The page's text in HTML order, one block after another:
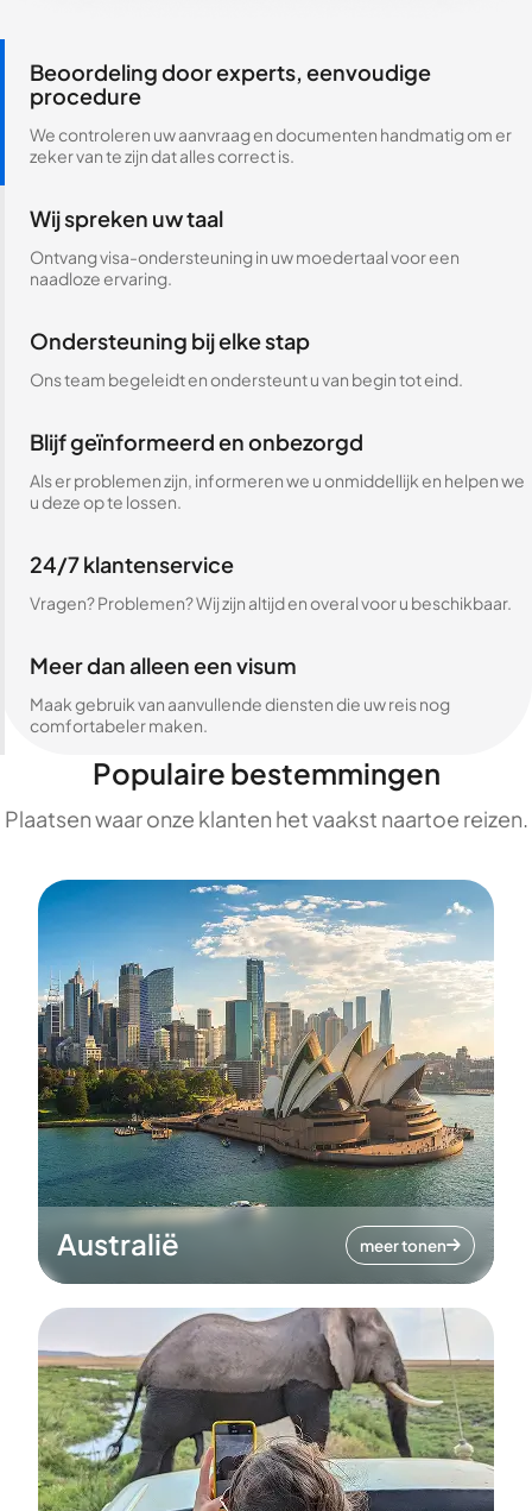
Beoordeling door experts, eenvoudige
procedure
We controleren uw aanvraag en documenten handmatig om er
zeker van te zijn dat alles correct is.
Wij spreken uw taal
Ontvang visa-ondersteuning in uw moedertaal voor een
naadloze ervaring.
Ondersteuning bij elke stap
Ons team begeleidt en ondersteunt u van begin tot eind.
Blijf geïnformeerd en onbezorgd
Als er problemen zijn, informeren we u onmiddellijk en helpen we
u deze op te lossen.
24/7 klantenservice
Vragen? Problemen? Wij zijn altijd en overal voor u beschikbaar.
Meer dan alleen een visum
Maak gebruik van aanvullende diensten die uw reis nog
comfortabeler maken.
Populaire bestemmingen
Plaatsen waar onze klanten het vaakst naartoe reizen.
Australië meer tonen